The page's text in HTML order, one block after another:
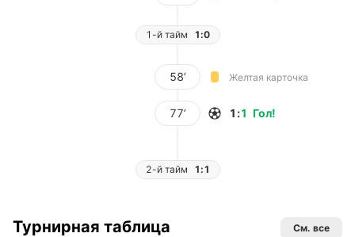
1-й тайм 1:0
58’ Желтая карточка
77’ Гол!
1 :1
2-й тайм 1:1
Турнирная таблица См. все